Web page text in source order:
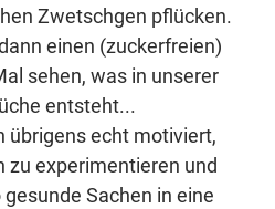
Zwetschgen pflücken.
einen (zuckerfreien)
sehen, was in unserer
entsteht...
übrigens echt motiviert,
zu experimentieren und
Sachen in eine